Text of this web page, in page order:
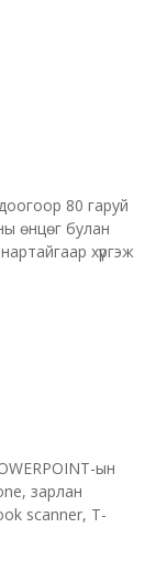
80 гаруй
өнцөг булан
хүргэж
ын
зарлан
scanner, T-